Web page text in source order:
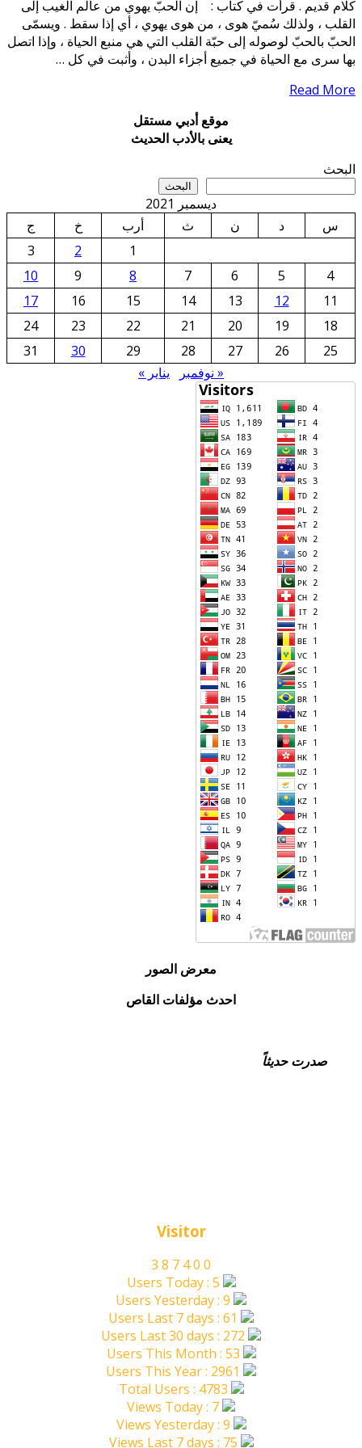
كلام قديم . قرأت في كتاب : إن الحبّ يهوي من عالم الغيب إلى
القلب ، ولذلك سُميّ هوى ، من هوى يهوي ، أي إذا سقط . ويسمّى
الحبّ بالحبّ لوصوله إلى حبّة القلب التي هي منبع الحياة ، وإذا اتصل
بها سرى مع الحياة في جميع أجزاء البدن ، وأثبت في كل …
Read More
موقع أدبي مستقل
يعنى بالأدب الحديث
البحث
البحث
ديسمبر 2021
س
د ن ث أرب خ
ج
1
2
3
4
5
6
7
8
9
10
11
12
13
14
15
16
17
18
19
20
21
22
23
24
25
26
27
28
29
30
31
« نوفمبر
يناير »
معرض الصور
احدث مؤلفات القاص
صدرت حديثاً
Visitor
0
0
4
7
8
3